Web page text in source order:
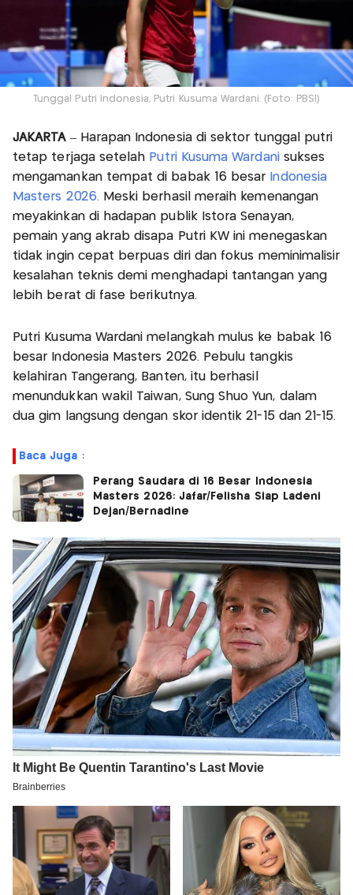
Tunggal Putri Indonesia, Putri Kusuma Wardani. (Foto: PBSI)
JAKARTA– Harapan Indonesia di sektor tunggal putri
tetap terjaga setelah Putri Kusuma Wardani sukses
mengamankan tempat di babak 16 besar Indonesia
Masters 2026. Meski berhasil meraih kemenangan
meyakinkan di hadapan publik Istora Senayan,
pemain yang akrab disapa Putri KW ini menegaskan
tidak ingin cepat berpuas diri dan fokus meminimalisir
kesalahan teknis demi menghadapi tantangan yang
lebih berat di fase berikutnya.
Putri Kusuma Wardani melangkah mulus ke babak 16
besar Indonesia Masters 2026. Pebulu tangkis
kelahiran Tangerang, Banten, itu berhasil
menundukkan wakil Taiwan, Sung Shuo Yun, dalam
dua gim langsung dengan skor identik 21-15 dan 21-15.
Baca Juga :
Perang Saudara di 16 Besar Indonesia
Masters 2026: Jafar/Felisha Siap Ladeni
Dejan/Bernadine